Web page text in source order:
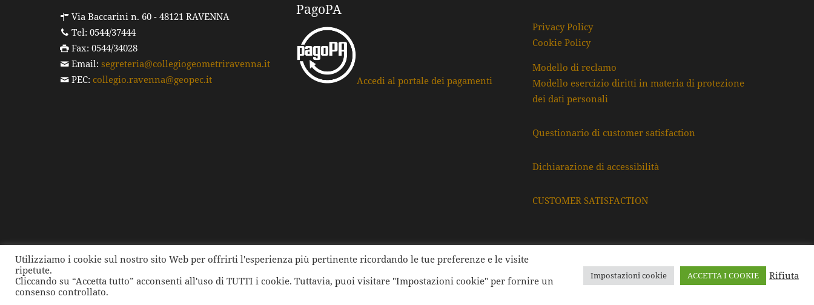
Via Baccarini n. 60 - 48121 RAVENNA
Tel: 0544/37444
Fax: 0544/34028
Email: segreteria@collegiogeometriravenna.it
PEC: collegio.ravenna@geopec.it
PagoPA
Accedi al portale dei pagamenti
Privacy Policy
Cookie Policy
Modello di reclamo
Modello esercizio diritti in materia di protezione
dei dati personali
Questionario di customer satisfaction
Dichiarazione di accessibilità
CUSTOMER SATISFACTION
© 2026 Collegio dei Geometri e dei Geometri Laureati della Provincia di Ravenna | Tutti i diritti Riservati | Cod.F. e P.Iva: 80009220395
Utilizziamo i cookie sul nostro sito Web per offrirti l'esperienza più pertinente ricordando le tue preferenze e le visite
ripetute.
Cliccando su “Accetta tutto” acconsenti all'uso di TUTTI i cookie. Tuttavia, puoi visitare "Impostazioni cookie" per fornire un
consenso controllato.
Impostazioni cookie ACCETTA I COOKIE Rifiuta